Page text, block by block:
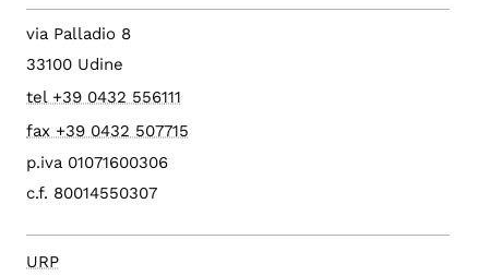
via Palladio 8
33100 Udine
tel +39 0432 556111
fax +39 0432 507715
p.iva 01071600306
c.f. 80014550307
URP